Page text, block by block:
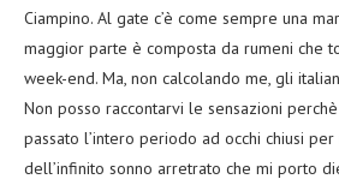
Ciampino. Al gate c’è come sempre una
maggior parte è composta da rumeni che
week-end. Ma, non calcolando me, gli
Non posso raccontarvi le sensazioni
passato l’intero periodo ad occhi chiusi per
dell’infinito sonno arretrato che mi porto